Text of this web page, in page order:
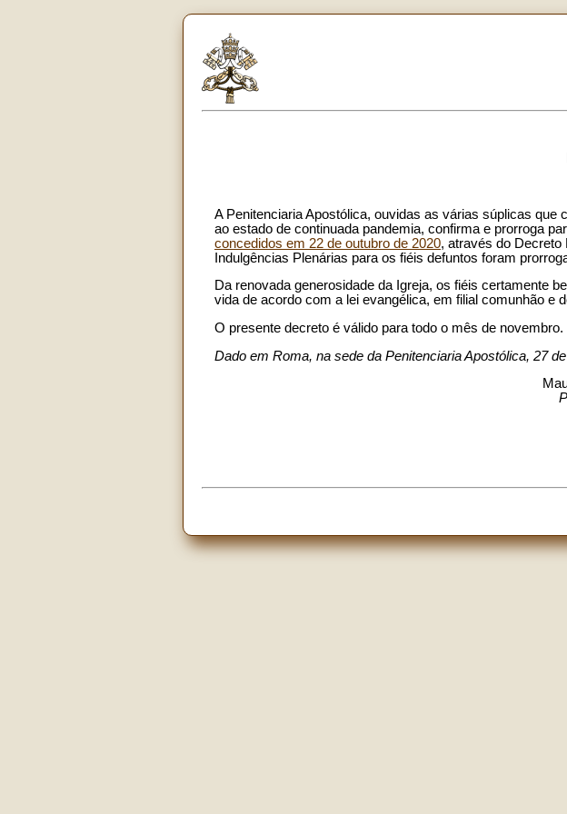
A Penitenciaria Apostólica, ouvidas as várias súplicas
ao estado de continuada pandemia, confirma e prorroga
concedidos em 22 de outubro de 2020, através do Decreto
Indulgências Plenárias para os fiéis defuntos foram
Da renovada generosidade da Igreja, os fiéis certamente
vida de acordo com a lei evangélica, em filial comunhão e
O presente decreto é válido para todo o mês de
Dado em Roma, na sede da Penitenciaria Apostólica, 27